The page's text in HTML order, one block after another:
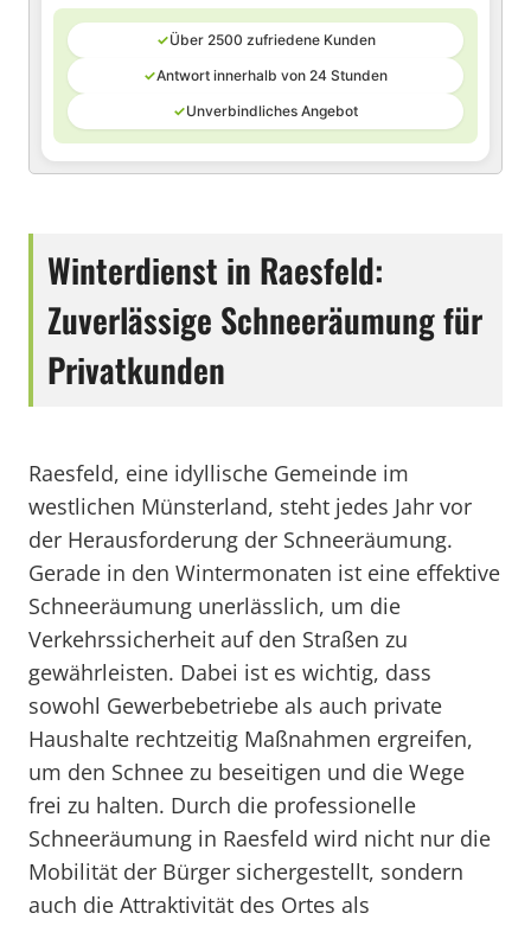
✓Über 2500 zufriedene Kunden
✓Antwort innerhalb von 24 Stunden
✓Unverbindliches Angebot
Winterdienst in Raesfeld:
Zuverlässige Schneeräumung für
Privatkunden
Raesfeld, eine idyllische Gemeinde im
westlichen Münsterland, steht jedes Jahr vor
der Herausforderung der Schneeräumung.
Gerade in den Wintermonaten ist eine effektive
Schneeräumung unerlässlich, um die
Verkehrssicherheit auf den Straßen zu
gewährleisten. Dabei ist es wichtig, dass
sowohl Gewerbebetriebe als auch private
Haushalte rechtzeitig Maßnahmen ergreifen,
um den Schnee zu beseitigen und die Wege
frei zu halten. Durch die professionelle
Schneeräumung in Raesfeld wird nicht nur die
Mobilität der Bürger sichergestellt, sondern
auch die Attraktivität des Ortes als